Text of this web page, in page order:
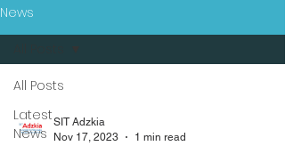
News
All Posts
Latest
News
SIT Adzkia
Nov 17, 2023
1 min read